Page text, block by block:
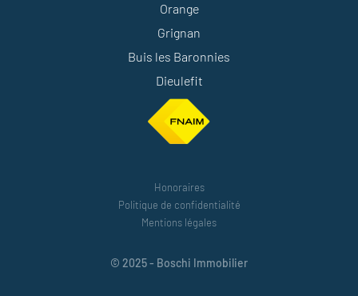
Orange
Grignan
Buis les Baronnies
Dieulefit
Honoraires
Politique de confidentialité
Mentions légales
© 2025 - Boschi Immobilier